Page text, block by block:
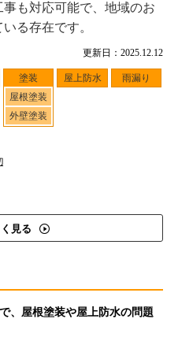
更新日：2025.12.12
塗装
屋根塗装
外壁塗装
屋上防水 雨漏り
見る
も対応可能で、地域のお
る存在です。
、屋根塗装や屋上防水の問題